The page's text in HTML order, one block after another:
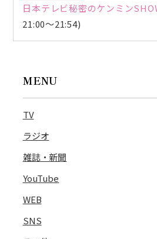
日本テレビ秘密のケンミン
21:00～21:54)
MENU
TV
ラジオ
雑誌・新聞
YouTube
WEB
SNS